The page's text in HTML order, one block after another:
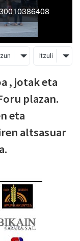
Itzuli
, jotak eta
plazan.
eta
altsasuar